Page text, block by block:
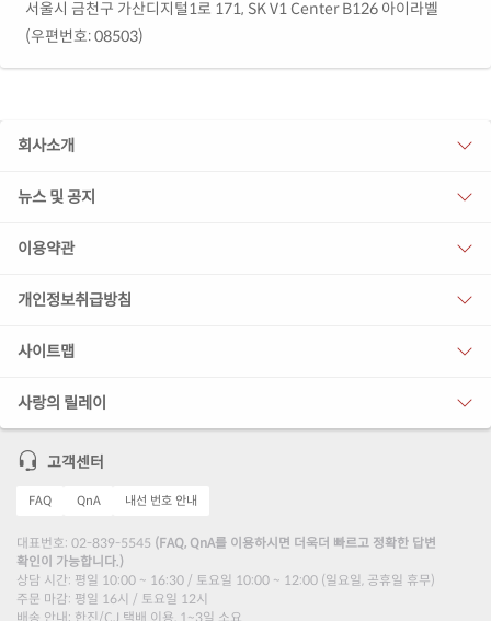
서울시 금천구 가산디지털1로 171, SK V1 Center B126 아이라벨
(우편번호: 08503)
회사소개
뉴스 및 공지
이용약관
개인정보취급방침
사이트맵
사랑의 릴레이
고객센터
FAQ QnA 내선 번호 안내
대표번호: 02-839-5545 (FAQ, QnA를 이용하시면 더욱더 빠르고 정확한 답변
확인이 가능합니다.)
상담 시간: 평일 10:00 ~ 16:30 / 토요일 10:00 ~ 12:00 (일요일, 공휴일 휴무)
주문 마감: 평일 16시 / 토요일 12시
배송 안내: 한진/CJ 택배 이용, 1~3일 소요